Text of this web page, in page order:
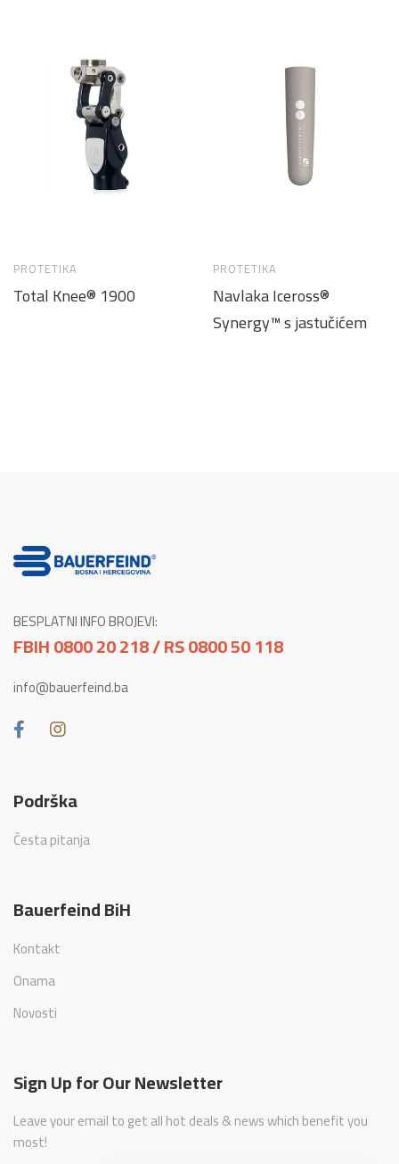
PROTETIKA
Total Knee® 1900
PROTETIKA
Navlaka Iceross®
Synergy™ s jastučićem
BESPLATNI INFO BROJEVI:
FBIH 0800 20 218 / RS 0800 50 118
info@bauerfeind.ba
Podrška
Česta pitanja
Bauerfeind BiH
Kontakt
Onama
Novosti
Sign Up for Our Newsletter
Leave your email to get all hot deals & news which benefit you
most!